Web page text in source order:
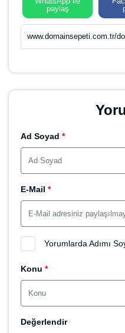
WhatsApp ile
paylaş
Ad Soyad
E-Mail
Yorumlarda Adımı
Konu
Değerlendir